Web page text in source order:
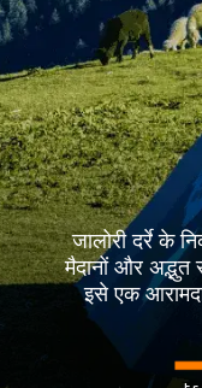
जालोरी दर्रे के
मैदानों और अद्भुत
इसे एक